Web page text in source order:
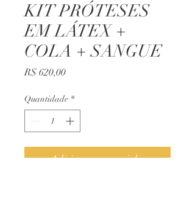
KIT PRÓTESES
EM LÁTEX +
COLA + SANGUE
R$ 620,00Preço
Quantidade *
Adicionar ao carrinho